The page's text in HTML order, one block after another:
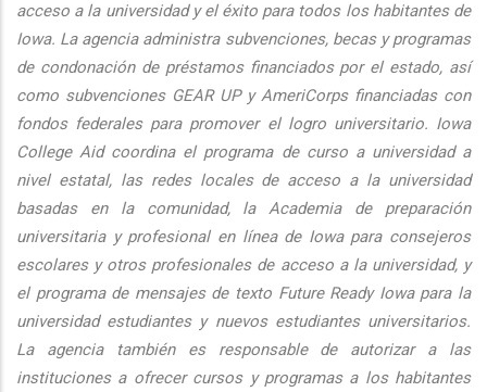
acceso a la universidad y el éxito para todos los habitantes de
Iowa. La agencia administra subvenciones, becas y programas
de condonación de préstamos financiados por el estado, así
como subvenciones GEAR UP y AmeriCorps financiadas con
fondos federales para promover el logro universitario. Iowa
College Aid coordina el programa de curso a universidad a
nivel estatal, las redes locales de acceso a la universidad
basadas en la comunidad, la Academia de preparación
universitaria y profesional en línea de Iowa para consejeros
escolares y otros profesionales de acceso a la universidad, y
el programa de mensajes de texto Future Ready Iowa para la
universidad estudiantes y nuevos estudiantes universitarios.
La agencia también es responsable de autorizar a las
instituciones a ofrecer cursos y programas a los habitantes